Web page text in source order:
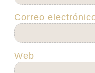
Correo
Web